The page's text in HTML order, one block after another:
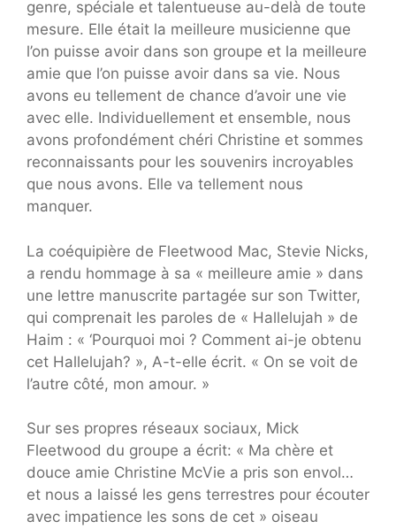
genre, spéciale et talentueuse au-delà de toute
mesure. Elle était la meilleure musicienne que
l’on puisse avoir dans son groupe et la meilleure
amie que l’on puisse avoir dans sa vie. Nous
avons eu tellement de chance d’avoir une vie
avec elle. Individuellement et ensemble, nous
avons profondément chéri Christine et sommes
reconnaissants pour les souvenirs incroyables
que nous avons. Elle va tellement nous
manquer.
La coéquipière de Fleetwood Mac, Stevie Nicks,
a rendu hommage à sa « meilleure amie » dans
une lettre manuscrite partagée sur son Twitter,
qui comprenait les paroles de « Hallelujah » de
Haim : « ‘Pourquoi moi ? Comment ai-je obtenu
cet Hallelujah? », A-t-elle écrit. « On se voit de
l’autre côté, mon amour. »
Sur ses propres réseaux sociaux, Mick
Fleetwood du groupe a écrit: « Ma chère et
douce amie Christine McVie a pris son envol…
et nous a laissé les gens terrestres pour écouter
avec impatience les sons de cet » oiseau